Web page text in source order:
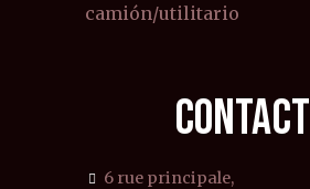
camión/utilitario
CONTACT
6 rue principale,